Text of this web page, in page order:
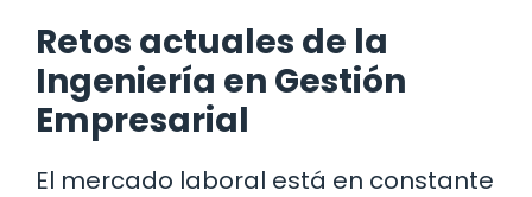
Retos actuales de la
Ingeniería en Gestión
Empresarial
El mercado laboral está en constante